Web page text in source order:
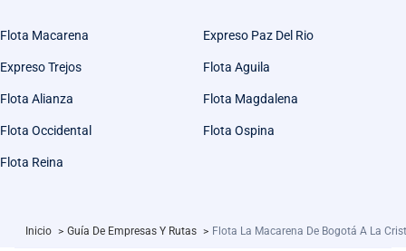
Flota Macarena Expreso Paz Del Rio
Expreso Trejos Flota Aguila
Flota Alianza Flota Magdalena
Flota Occidental Flota Ospina
Flota Reina
Inicio > Guía De Empresas Y Rutas > Flota La Macarena De Bogotá A La